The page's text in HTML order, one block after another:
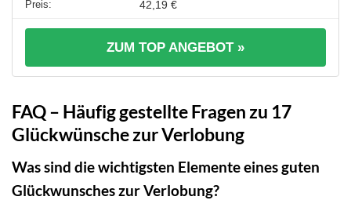
42,19 €
ZUM TOP ANGEBOT »
FAQ – Häufig gestellte Fragen zu 17
Glückwünsche zur Verlobung
Was sind die wichtigsten Elemente eines guten
Glückwunsches zur Verlobung?